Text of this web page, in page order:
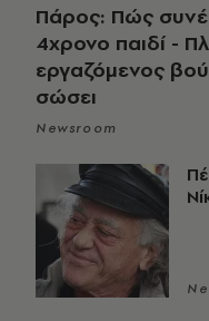
Πάρος: Πώς
4χρονο παιδί -
εργαζόμενος
σώσει
Newsroom